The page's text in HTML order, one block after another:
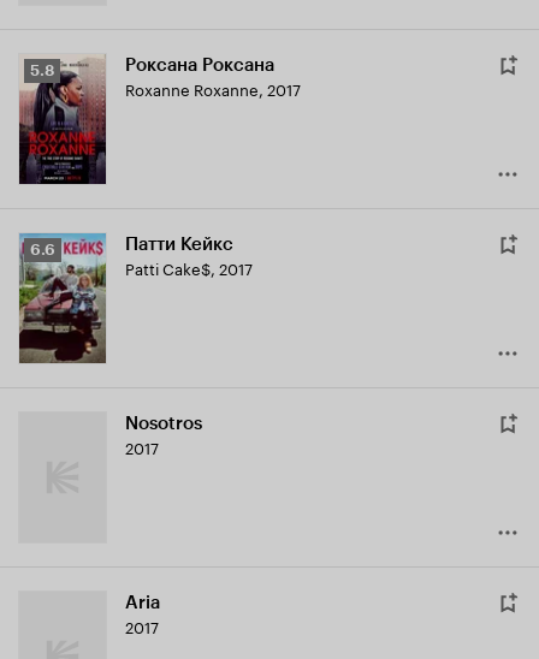
Рейтинг
Кинопоиска
5.8
5.8 Роксана Роксана
Roxanne Roxanne, 2017
Рейтинг
Кинопоиска
6.6
6.6 Патти Кейкс
Patti Cake$, 2017
Nosotros
2017
Aria
2017